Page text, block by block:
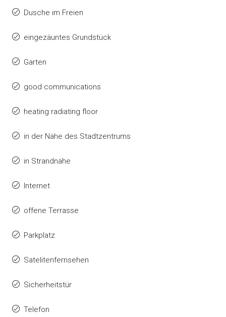
Dusche im Freien
eingezäuntes Grundstück
Garten
good communications
heating radiating floor
in der Nähe des Stadtzentrums
in Strandnähe
Internet
offene Terrasse
Parkplatz
Satelitenfernsehen
Sicherheitstür
Telefon